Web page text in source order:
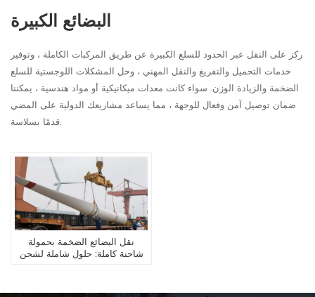
البضائع الكبيرة
ركز على النقل عبر الحدود للسلع الكبيرة عن طريق المركبات الكاملة ، وتوفير
خدمات التحميل والتفريغ والنقل المهني ، وحل المشكلات اللوجستية للسلع
الضخمة والزيادة الوزن. سواء كانت معدات ميكانيكية أو مواد هندسية ، يمكننا
ضمان توصيل آمن وفعال للوجهة ، مما يساعد مشاريعك الدولية على المضي
نقل البضائع الضخمة بحمولة
شاحنة كاملة: حلول شاملة لشحن